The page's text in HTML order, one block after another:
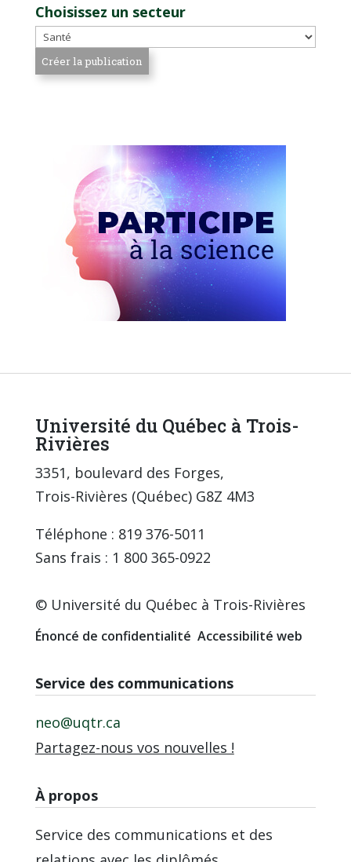
Choisissez un secteur
Université du Québec à Trois-
Rivières
3351, boulevard des Forges,
Trois-Rivières (Québec) G8Z 4M3
Téléphone : 819 376-5011
Sans frais : 1 800 365-0922
© Université du Québec à Trois-Rivières
Énoncé de confidentialité Accessibilité web
Service des communications
neo@uqtr.ca
Partagez-nous vos nouvelles !
À propos
Service des communications et des